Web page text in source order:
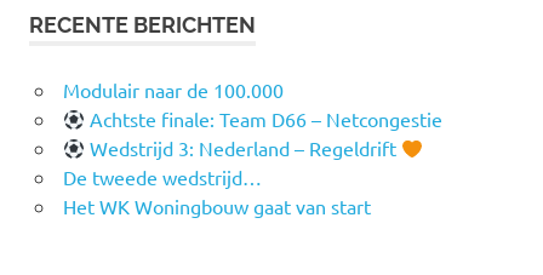
RECENTE BERICHTEN
Modulair naar de 100.000
Achtste finale: Team D66 – Netcongestie
Wedstrijd 3: Nederland – Regeldrift
De tweede wedstrijd…
Het WK Woningbouw gaat van start